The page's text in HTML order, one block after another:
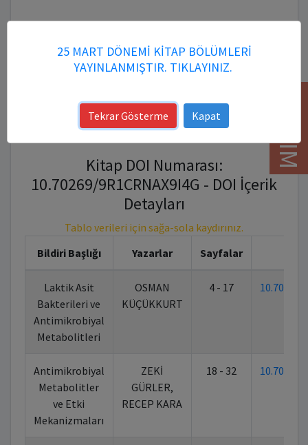
Kitap DOI Numarası:
10.70269/9R1CRNAX9I4G - DOI İçerik
Detayları
Tablo verileri için sağa-sola kaydırınız.
Bildiri Başlığı
Yazarlar Sayfalar
Laktik Asit
Bakterileri ve
Antimikrobiyal
Metabolitleri
OSMAN
KÜÇÜKKURT
4 - 17 10.70269/
Antimikrobiyal
Metabolitler
ve Etki
Mekanizmaları
ZEKİ
GÜRLER,
RECEP KARA
18 - 32 10.70269/
YARDIM
25 MART DÖNEMİ KİTAP BÖLÜMLERİ
YAYINLANMIŞTIR. TIKLAYINIZ.
Tekrar Gösterme Kapat